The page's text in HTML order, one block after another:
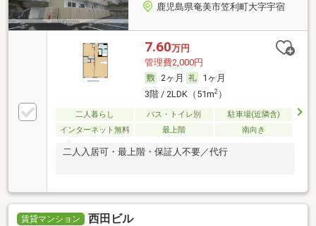
鹿児島県奄美市笠利町大字宇宿
7.60万円
管理費2,000円
2ヶ月
1ヶ月
3階 / 2LDK（51m2）
二人暮らし バス・トイレ別
駐車場(近隣含)
インターネット無料
最上階 南向き
二人入居可・最上階・保証人不要／代行
賃貸マンション 西田ビル